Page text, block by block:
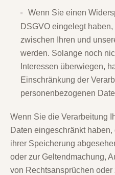
Wenn Sie einen
DSGVO eingelegt
zwischen Ihren und
werden. Solange noch
Interessen überwiegen,
Einschränkung der
personenbezogenen
Wenn Sie die Verarbeitung
Daten eingeschränkt
ihrer Speicherung
oder zur Geltendmachung,
von Rechtsansprüchen